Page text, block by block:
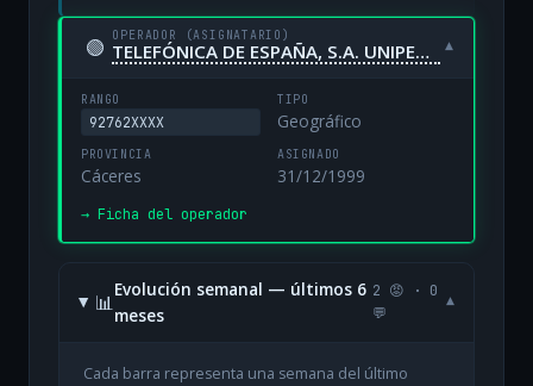
🟢 OPERADOR (ASIGNATARIO)
TELEFÓNICA DE ESPAÑA, S.A. UNIPERSONAL ▾
RANGO
92762XXXX
TIPO
Geográfico
PROVINCIA
Cáceres
ASIGNADO
31/12/1999
→ Ficha del operador
📊
Evolución semanal — últimos 6
meses
2 😡 · 0
💬
▾
Cada barra representa una semana del último